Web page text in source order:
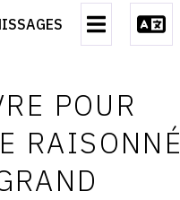
CONTACT
CGU
POUR
RAISONNÉ